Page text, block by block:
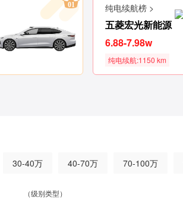
01 纯电续航榜 >
五菱宏光新能源
6.88-7.98w
纯电续航:1150 km
30-40万 40-70万 70-100万
（级别类型）